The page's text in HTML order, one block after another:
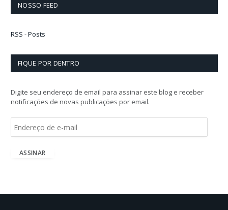
NOSSO FEED
RSS - Posts
FIQUE POR DENTRO
Digite seu endereço de email para assinar este blog e receber
notificações de novas publicações por email.
ASSINAR